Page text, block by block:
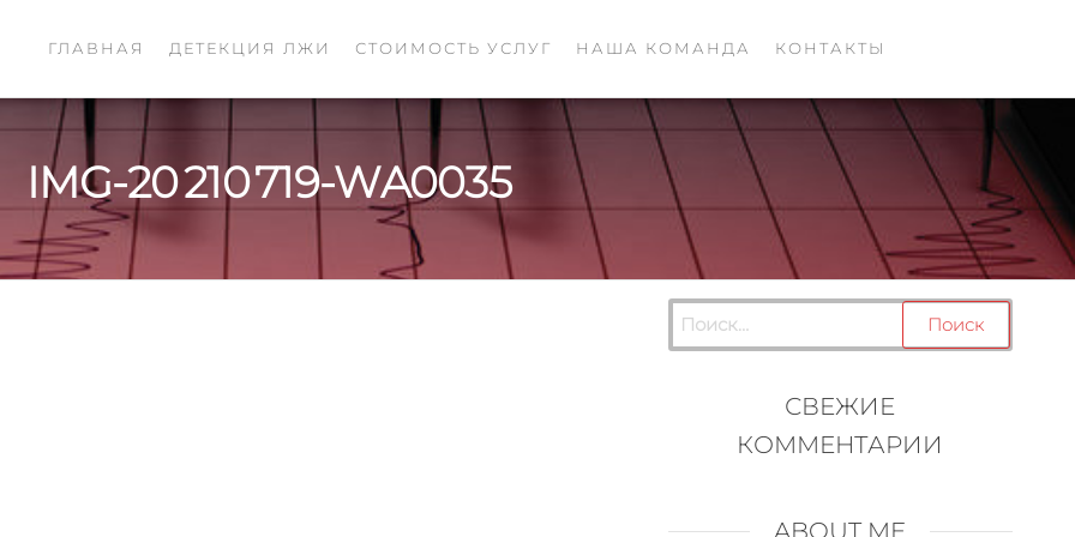
ГЛАВНАЯ ДЕТЕКЦИЯ ЛЖИ СТОИМОСТЬ УСЛУГ НАША КОМАНДА КОНТАКТЫ
IMG-20 210 719-WA0035
СВЕЖИЕ
КОММЕНТАРИИ
ABOUT ME